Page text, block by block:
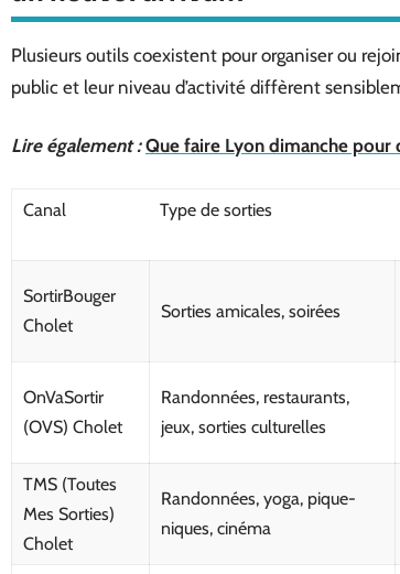
Plusieurs outils coexistent pour organiser ou
public et leur niveau d’activité diffèrent
Lire également : Que faire Lyon dimanche
Canal Type de sorties
SortirBouger
Cholet
Sorties amicales, soirées
OnVaSortir
(OVS) Cholet
Randonnées, restaurants,
jeux, sorties culturelles
TMS (Toutes
Mes Sorties)
Cholet
Randonnées, yoga, pique-
niques, cinéma